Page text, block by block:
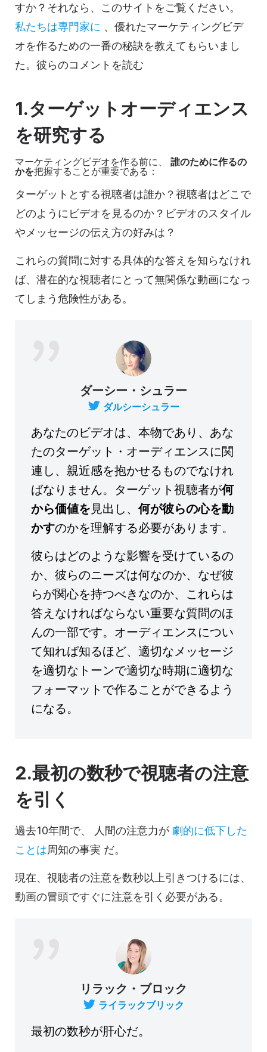
すか？それなら、このサイトをご覧ください。
私たちは専門家に 、優れたマーケティングビデ
オを作るための一番の秘訣を教えてもらいまし
た。彼らのコメントを読む
1.ターゲットオーディエンス
を研究する
マーケティングビデオを作る前に、 誰のために作るの
かを把握することが重要である：
ターゲットとする視聴者は誰か？視聴者はどこで
どのようにビデオを見るのか？ビデオのスタイル
やメッセージの伝え方の好みは？
これらの質問に対する具体的な答えを知らなけれ
ば、潜在的な視聴者にとって無関係な動画になっ
てしまう危険性がある。
ダーシー・シュラー
ダルシーシュラー
あなたのビデオは、本物であり、あな
たのターゲット・オーディエンスに関
連し、親近感を抱かせるものでなけれ
ばなりません。ターゲット視聴者が何
から価値を 見出し、何が彼らの心を動
かすのかを理解する必要があります。
彼らはどのような影響を受けているの
か、彼らのニーズは何なのか、なぜ彼
らが関心を持つべきなのか、これらは
答えなければならない重要な質問のほ
んの一部です。オーディエンスについ
て知れば知るほど、適切なメッセージ
を適切なトーンで適切な時期に適切な
フォーマットで作ることができるよう
になる。
2.最初の数秒で視聴者の注意
を引く
過去10年間で、 人間の注意力が 劇的に低下した
ことは周知の事実 だ。
現在、視聴者の注意を数秒以上引きつけるには、
動画の冒頭ですぐに注意を引く必要がある。
リラック・ブロック
ライラックブリック
最初の数秒が肝心だ。